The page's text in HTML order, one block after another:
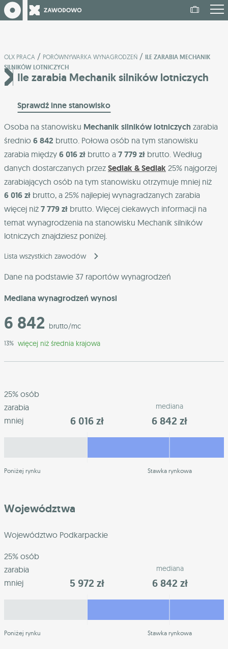
OLX PRACA / PORÓWNYWARKA WYNAGRODZEŃ / ILE ZARABIA MECHANIK
SILNIKÓW LOTNICZYCH
Ile zarabia Mechanik silników lotniczych
Sprawdź inne stanowisko
Osoba na stanowisku Mechanik silników lotniczych zarabia
średnio 6 842 brutto. Połowa osób na tym stanowisku
zarabia między 6 016 zł brutto a 7 779 zł brutto. Według
danych dostarczanych przez Sedlak & Sedlak 25% najgorzej
zarabiających osób na tym stanowisku otrzymuje mniej niż
6 016 zł brutto, a 25% najlepiej wynagradzanych zarabia
więcej niż 7 779 zł brutto. Więcej ciekawych informacji na
temat wynagrodzenia na stanowisku Mechanik silników
lotniczych znajdziesz poniżej.
Lista wszystkich zawodów
Dane na podstawie 37 raportów wynagrodzeń
Mediana wynagrodzeń wynosi
6 842 brutto/mc
13% więcej niż średnia krajowa
25% osób
zarabia
mniej
6 016 zł
mediana
6 842 zł
Poniżej rynku Stawka rynkowa
Województwa
Województwo Podkarpackie
25% osób
zarabia
mniej
5 972 zł
mediana
6 842 zł
Poniżej rynku Stawka rynkowa